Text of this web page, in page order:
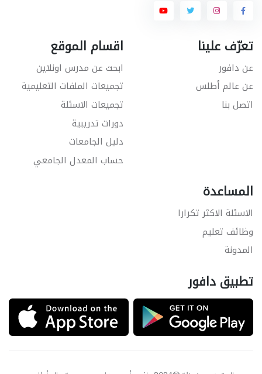
تعرّف علينا
عن دافور
عن عالم أطلس
اتصل بنا
اقسام الموقع
ابحث عن مدرس اونلاين
تجميعات الملفات التعليمية
تجميعات الاسئلة
دورات تدريبية
دليل الجامعات
حساب المعدل الجامعي
المساعدة
الاسئلة الاكثر تكرارا
وظائف تعليم
المدونة
تطبيق دافور